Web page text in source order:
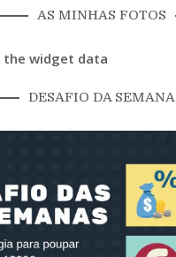
AS MINHAS FOTOS
the widget data
DESAFIO DA SEMANA